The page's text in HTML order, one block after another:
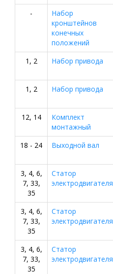
-
Набор
кронштейнов
конечных
положений
1, 2 Набор привода
1, 2
Набор привода
12, 14
Комплект
монтажный
18 - 24
Выходной вал
3, 4, 6,
7, 33,
35
Статор
электродвигателя
3, 4, 6,
7, 33,
35
Статор
электродвигателя
3, 4, 6,
7, 33,
35
Статор
электродвигателя